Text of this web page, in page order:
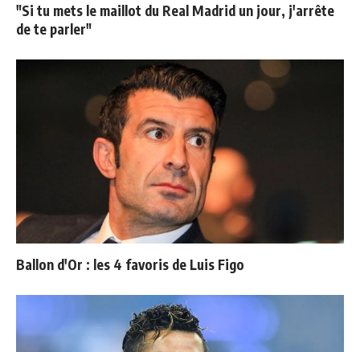
"Si tu mets le maillot du Real Madrid un jour, j'arrête
de te parler"
Ballon d'Or : les 4 favoris de Luis Figo